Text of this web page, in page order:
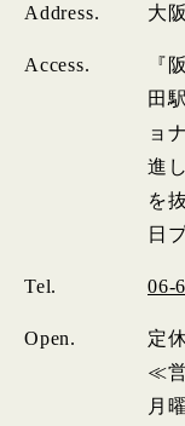
Address. 大
Access.
『
田
ョ
進
を
日
Tel. 06-
Open.
定
≪
月